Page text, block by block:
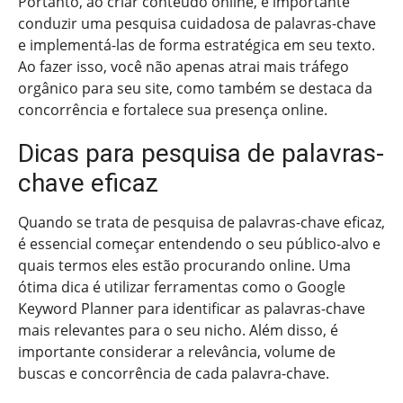
conduzir uma pesquisa cuidadosa de palavras-chave
e implementá-las de forma estratégica em seu texto.
Ao fazer isso, você não apenas atrai mais tráfego
orgânico para seu site, como também se destaca da
concorrência e fortalece sua presença online.
Dicas para pesquisa de palavras-
chave eficaz
Quando se trata de pesquisa de palavras-chave eficaz,
é essencial começar entendendo o seu público-alvo e
quais termos eles estão procurando online. Uma
ótima dica é utilizar ferramentas como o Google
Keyword Planner para identificar as palavras-chave
mais relevantes para o seu nicho. Além disso, é
importante considerar a relevância, volume de
buscas e concorrência de cada palavra-chave.